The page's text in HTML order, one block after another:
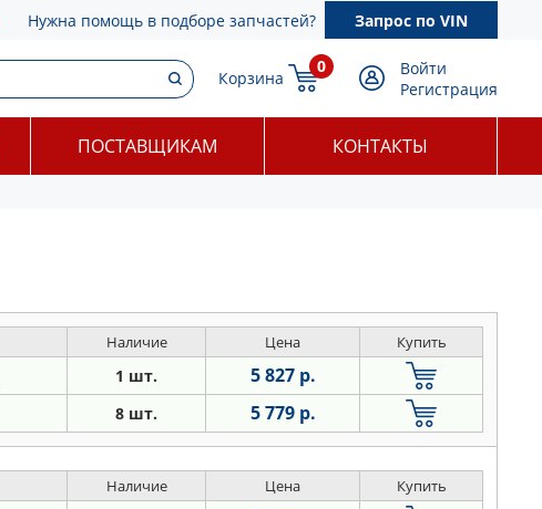
Нужна помощь в подборе запчастей? Запрос по VIN
Корзина
0
Войти
Регистрация
ПОСТАВЩИКАМ КОНТАКТЫ
Наличие Цена Купить
1 шт. 5 827 р.
8 шт. 5 779 р.
Наличие Цена Купить